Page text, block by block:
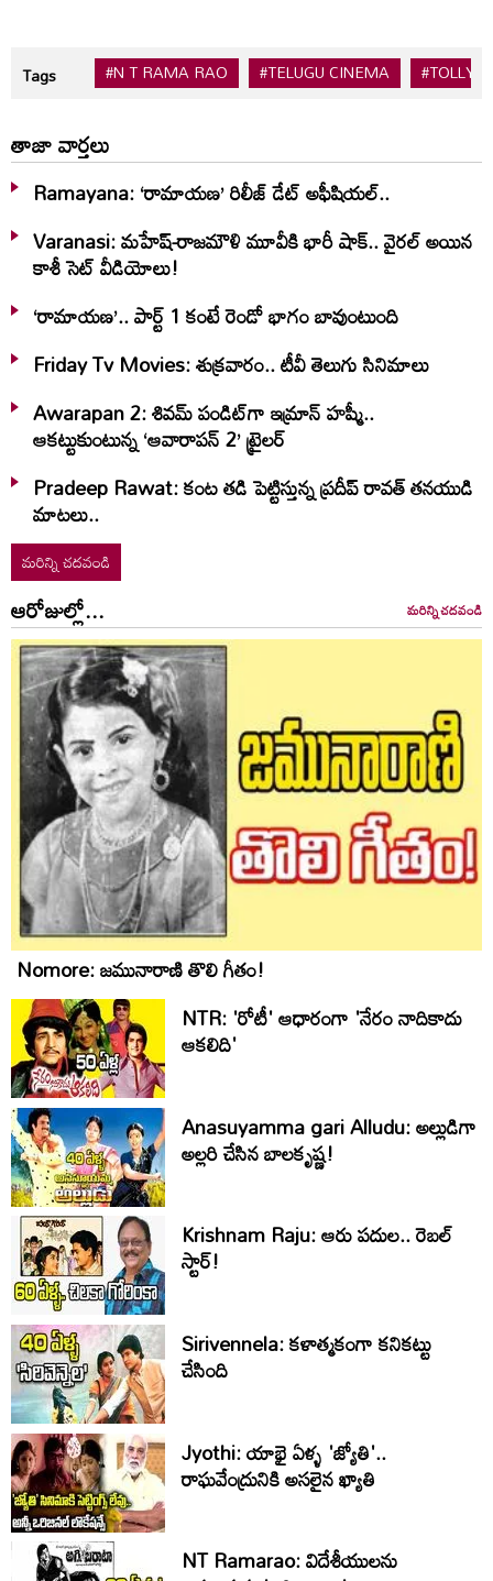
Tags #N T RAMA RAO #TELUGU CINEMA
తాజా వార్తలు
Ramayana: ‘రామాయణ’ రిలీజ్ డేట్ అఫీషియల్‌..
Varanasi: మహేష్-రాజమౌళి మూవీకి భారీ షాక్.. వైరల్ అయిన
కాశీ సెట్ వీడియోలు!
‘రామాయణ’.. పార్ట్‌ 1 కంటే రెండో భాగం బావుంటుంది
Friday Tv Movies: శుక్ర‌వారం.. టీవీ తెలుగు సినిమాలు
Awarapan 2: శివమ్ పండిట్‌గా ఇమ్రాన్ హష్మీ..
ఆకట్టుకుంటున్న ‘ఆవారాపన్ 2’ ట్రైలర్
Pradeep Rawat: కంట తడి పెట్టిస్తున్న ప్రదీప్ రావత్ తనయుడి
మాటలు..
మరిన్ని చదవండి
ఆరోజుల్లో... మరిన్ని చదవండి
Nomore: జమునారాణి తొలి గీతం!
NTR: 'రోటీ' ఆధారంగా 'నేరం నాదికాదు
ఆకలిది'
Anasuyamma gari Alludu: అల్లుడిగా
అల్లరి చేసిన బాలకృష్ణ!
Krishnam Raju: ఆరు పదుల.. రెబల్
స్టార్!
Sirivennela: కళాత్మకంగా కనికట్టు
చేసింది
Jyothi: యాభై ఏళ్ళ 'జ్యోతి'..
రాఘవేంద్రునికి అసలైన ఖ్యాతి
NT Ramarao: విదేశీయులను